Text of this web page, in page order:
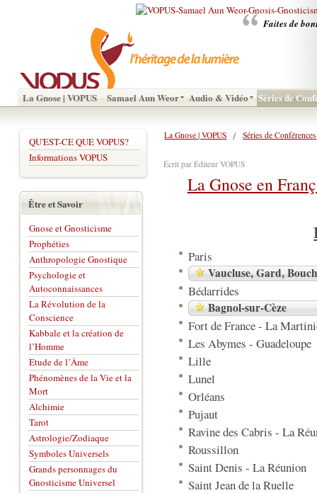
Faites de
La Gnose | VOPUS Samael Aun Weor Audio & Vidéo Séries de
La Gnose | VOPUS Séries de Conférences
Écrit par Éditeur VOPUS
La Gnose en
Paris
Vaucluse, Gard,
Bédarrides
Bagnol-sur-Cèze
Fort de France - La
Les Abymes - Guadeloupe
Lille
Lunel
Orléans
Pujaut
Ravine des Cabris - La
Roussillon
Saint Denis - La Réunion
Saint Jean de la Ruelle
QU'EST-CE QUE VOPUS?
Informations VOPUS
Être et Savoir
Gnose et Gnosticisme
Prophéties
Anthropologie Gnostique
Psychologie et
Autoconnaissances
La Révolution de la
Conscience
Kabbale et la création de
l’Homme
Etude de l’Âme
Phénomènes de la Vie et la
Mort
Alchimie
Tarot
Astrologie/Zodiaque
Symboles Universels
Grands personnages du
Gnosticisme Universel